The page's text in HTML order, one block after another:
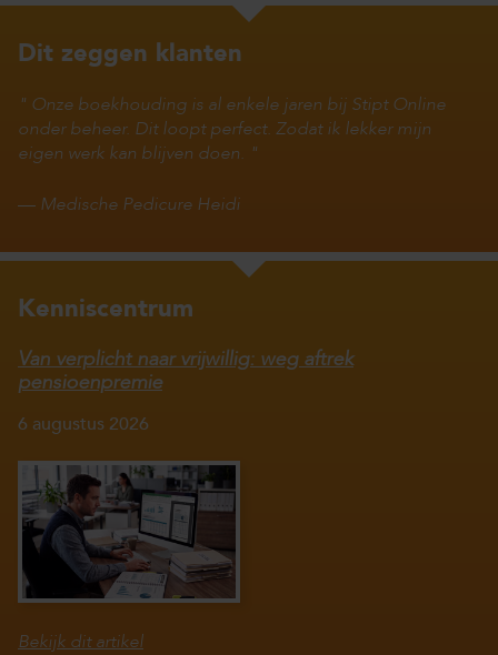
Dit zeggen klanten
Onze boekhouding is al enkele jaren bij Stipt Online
onder beheer. Dit loopt perfect. Zodat ik lekker mijn
eigen werk kan blijven doen.
— Medische Pedicure Heidi
Kenniscentrum
Van verplicht naar vrijwillig: weg aftrek
pensioenpremie
6 augustus 2026
Bekijk dit artikel